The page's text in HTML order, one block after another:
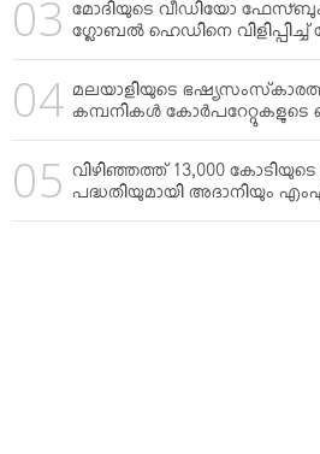
മോദിയുടെ വീഡിയോ
ഗ്ലോബല്‍ ഹെഡിനെ വിളിപ്പിച്ച്
മലയാളിയുടെ
കമ്പനികള്‍ കോര്‍പറേറ്റുകളുടെ
വിഴിഞ്ഞത്ത് 13,000
പദ്ധതിയുമായി അദാനിയും